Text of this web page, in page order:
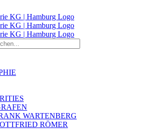
WARTENBERG
RÖMER